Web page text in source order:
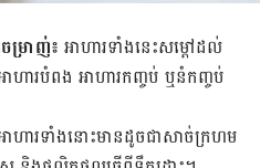
ម្រាញ់​៖ អាហារ​ទាំង​នេះ​សម្ដៅ​ដល់​
អាហារ​បំពង អាហារ​កញ្ចប់ ឬ​នំ​កញ្ចប់​
ាហារ​ទាំង​នោះ​មាន​ដូច​ជា​សាច់​ក្រហម